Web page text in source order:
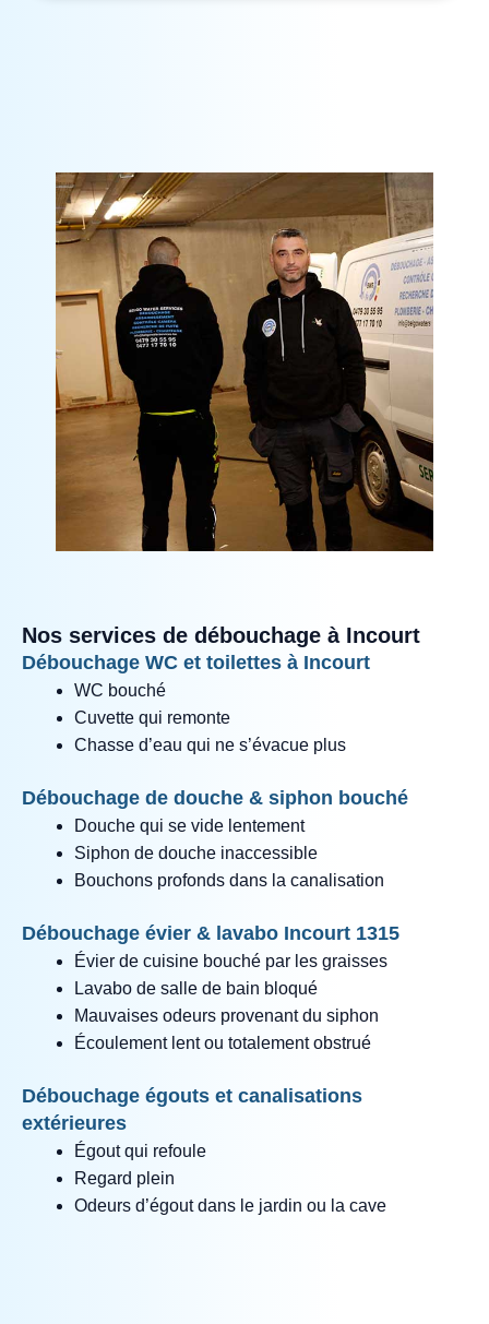
Nos services de débouchage à Incourt
Débouchage WC et toilettes à Incourt
WC bouché
Cuvette qui remonte
Chasse d’eau qui ne s’évacue plus
Débouchage de douche & siphon bouché
Douche qui se vide lentement
Siphon de douche inaccessible
Bouchons profonds dans la canalisation
Débouchage évier & lavabo Incourt 1315
Évier de cuisine bouché par les graisses
Lavabo de salle de bain bloqué
Mauvaises odeurs provenant du siphon
Écoulement lent ou totalement obstrué
Débouchage égouts et canalisations
extérieures
Égout qui refoule
Regard plein
Odeurs d’égout dans le jardin ou la cave